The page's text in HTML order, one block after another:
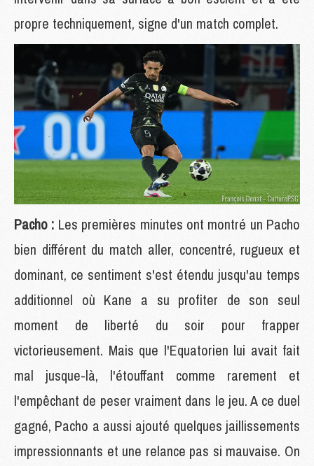
propre techniquement, signe d'un match complet.
Pacho : Les premières minutes ont montré un Pacho
bien différent du match aller, concentré, rugueux et
dominant, ce sentiment s'est étendu jusqu'au temps
additionnel où Kane a su profiter de son seul
moment de liberté du soir pour frapper
victorieusement. Mais que l'Equatorien lui avait fait
mal jusque-là, l'étouffant comme rarement et
l'empêchant de peser vraiment dans le jeu. A ce duel
gagné, Pacho a aussi ajouté quelques jaillissements
impressionnants et une relance pas si mauvaise. On